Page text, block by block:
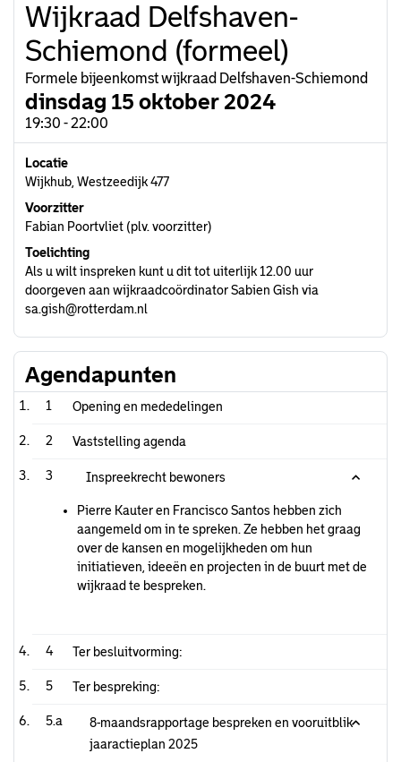
Wijkraad Delfshaven-
Schiemond (formeel)
Formele bijeenkomst wijkraad Delfshaven-Schiemond
dinsdag 15 oktober 2024
19:30 - 22:00
Locatie
Wijkhub, Westzeedijk 477
Voorzitter
Fabian Poortvliet (plv. voorzitter)
Toelichting
Als u wilt inspreken kunt u dit tot uiterlijk 12.00 uur
doorgeven aan wijkraadcoördinator Sabien Gish via
sa.gish@rotterdam.nl
Agendapunten
1 Opening en mededelingen
2 Vaststelling agenda
3 Inspreekrecht bewoners
Pierre Kauter en Francisco Santos hebben zich
aangemeld om in te spreken. Ze hebben het graag
over de kansen en mogelijkheden om hun
initiatieven, ideeën en projecten in de buurt met de
wijkraad te bespreken.
4 Ter besluitvorming:
5 Ter bespreking:
5.a
8-maandsrapportage bespreken en vooruitblik
jaaractieplan 2025